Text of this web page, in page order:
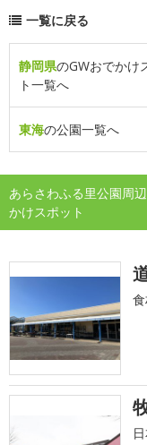
一覧に戻る
静岡県のGWおでかけ
ト一覧へ
東海の公園一覧へ
あらさわふる里公園周
かけスポット